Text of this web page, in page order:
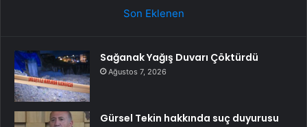
Son Eklenen
Sağanak Yağış Duvarı Çöktürdü
Ağustos 7, 2026
Gürsel Tekin hakkında suç duyurusu